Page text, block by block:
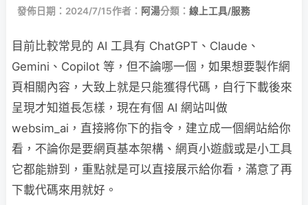
發佈日期：2024/7/15作者： 阿湯分類： 線上工具/服務
目前比較常見的 AI 工具有 ChatGPT、Claude、
Gemini、Copilot 等，但不論哪一個，如果想要製作網
頁相關內容，大致上就是只能獲得代碼，自行下載後來
呈現才知道長怎樣，現在有個 AI 網站叫做
websim_ai，直接將你下的指令，建立成一個網站給你
看，不論你是要網頁基本架構、網頁小遊戲或是小工具
它都能辦到，重點就是可以直接展示給你看，滿意了再
下載代碼來用就好。